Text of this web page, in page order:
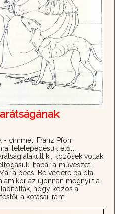
- címmel, Franz Pforr
letelepedésük előtt.
alakult ki, közösek voltak
habár a művészeti
a bécsi Belvedere palota
amikor az újonnan megnyílt a
hogy közös a
alkotásai iránt.